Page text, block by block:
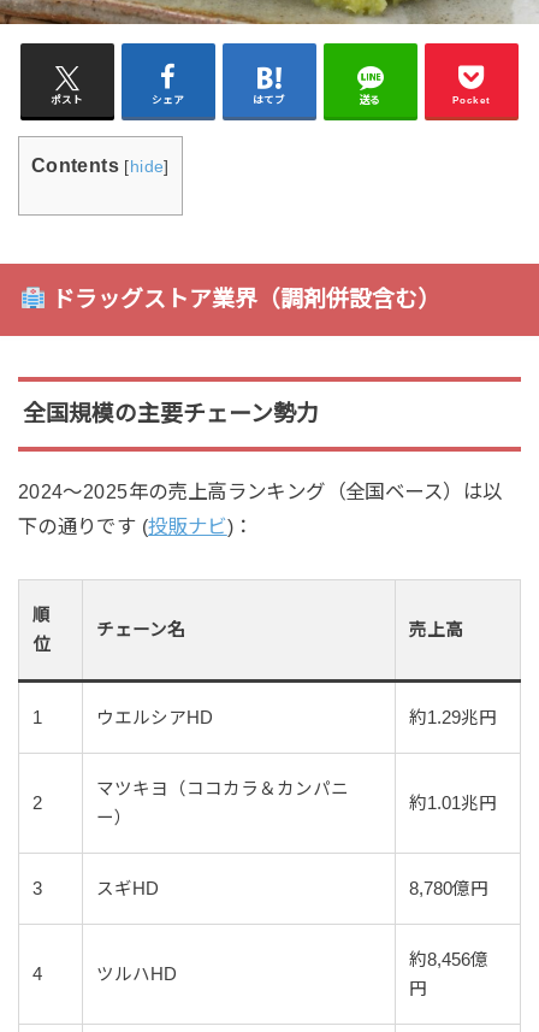
ポスト シェア はてブ 送る Pocket
Contents [hide]
ドラッグストア業界（調剤併設含む）
全国規模の主要チェーン勢力
2024〜2025年の売上高ランキング（全国ベース）は以
下の通りです (投販ナビ)：
順
位
チェーン名 売上高
1 ウエルシアHD 約1.29兆円
2
マツキヨ（ココカラ＆カンパニ
ー）
約1.01兆円
3 スギHD 8,780億円
4 ツルハHD
約8,456億
円